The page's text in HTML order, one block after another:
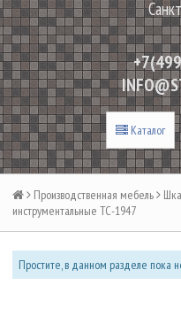
Каталог
Производственная мебель
инструментальные ТС-1947
Простите, в данном разделе пока